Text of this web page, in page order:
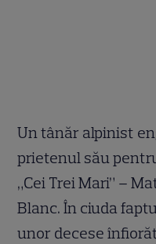
Un tânăr alpinist
prietenul său
„Cei Trei Mari” –
Blanc. În ciuda
unor decese